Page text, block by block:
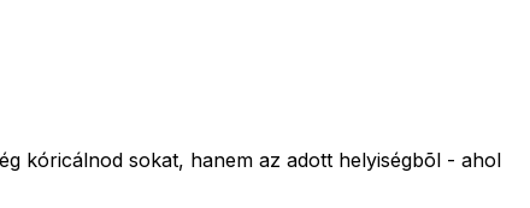
kóricálnod sokat, hanem az adott helyiségbõl - ahol